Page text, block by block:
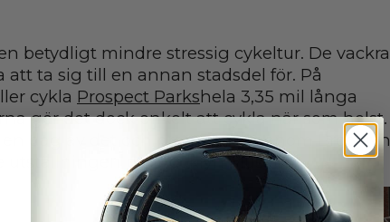
betydligt mindre stressig cykeltur. De vackra
ta sig till en annan stadsdel för. På
cykla Prospect Parkshela 3,35 mil långa
gör det dock enkelt att cykla när som helst.
dag av det och promenera genom Brooklyn
utställningen på Brooklyn Museum.